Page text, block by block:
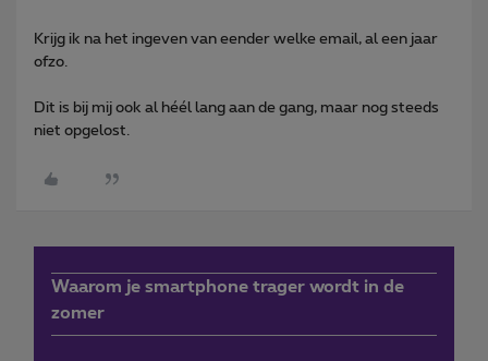
Krijg ik na het ingeven van eender welke email, al een jaar
ofzo.
Dit is bij mij ook al héél lang aan de gang, maar nog steeds
niet opgelost.
Waarom je smartphone trager wordt in de
zomer